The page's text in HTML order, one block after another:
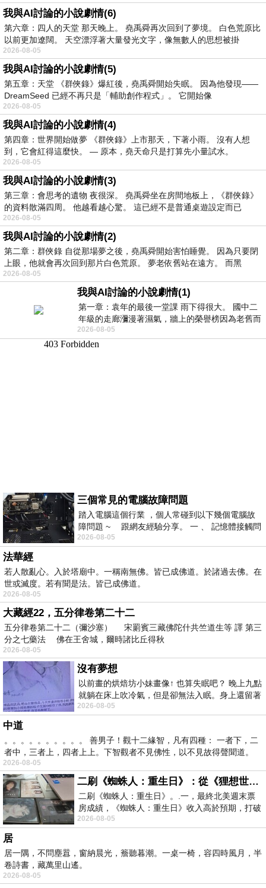
我與AI討論的小說劇情(6)
第六章：四人的天堂 那天晚上。 堯禹舜再次回到了夢境。 白色荒原比
以前更加遼闊。 天空漂浮著大量發光文字，像無數人的思想被掛
2026-08-05
我與AI討論的小說劇情(5)
第五章：天堂 《群俠錄》爆紅後，堯禹舜開始失眠。 因為他發現——
DreamSeed 已經不再只是「輔助創作程式」。 它開始像
2026-08-05
我與AI討論的小說劇情(4)
第四章：世界開始做夢 《群俠錄》上市那天，下著小雨。 沒有人想
到，它會紅得這麼快。 — 原本，堯天命只是打算先小量試水。
2026-08-05
我與AI討論的小說劇情(3)
第三章：會思考的遺物 夜很深。 堯禹舜坐在房間地板上，《群俠錄》
的資料散滿四周。 他越看越心驚。 這已經不是普通桌遊設定而已
2026-08-05
我與AI討論的小說劇情(2)
第二章：群俠錄 自從那場夢之後，堯禹舜開始害怕睡覺。 因為只要閉
上眼，他就會再次回到那片白色荒原。 夢老依舊站在遠方。 而黑
2026-08-05
我與AI討論的小說劇情(1)
第一章：袁年的最後一堂課 雨下得很大。 國中二
年級的走廊瀰漫著濕氣，牆上的榮譽榜因為老舊而
微微捲起。 堯禹舜站在辦公室外，手
2026-08-05
三個常見的電腦故障問題
踏入電腦這個行業 ，個人常碰到以下幾個電腦故
障問題 ~ 跟網友經驗分享。 一 、 記憶體接觸問
題 : 記憶體即
2026-08-05
法華經
若人散亂心。入於塔廟中。一稱南無佛。皆已成佛道。於諸過去佛。在
世或滅度。若有聞是法。皆已成佛道。
2026-08-05
大藏經22，五分律卷第二十二
五分律卷第二十二（彌沙塞） 宋罽賓三藏佛陀什共竺道生等 譯 第三
分之七藥法 佛在王舍城，爾時諸比丘得秋
2026-08-05
沒有夢想
以前畫的烘焙坊小妹畫像↑ 也算失眠吧？ 晚上九點
就躺在床上吹冷氣，但是卻無法入眠。身上還留著
四點多跑的六公里的疲
2026-08-05
中道
。。。。。。。。。。 善男子！觀十二緣智，凡有四種： 一者下，二
者中，三者上，四者上上。下智觀者不見佛性，以不見故得聲聞道。
2026-08-05
二刷《蜘蛛人：重生日》：從《狸想世界》到《怪奇物語》
二刷《蜘蛛人：重生日》。.一，最終北美週末票
房成績，《蜘蛛人：重生日》收入高於預期，打破
《復仇者聯盟：終局之戰》記錄，成為
2026-08-05
居
居一隅，不問塵囂，窗納晨光，簷聽暮潮。一桌一椅，容四時風月，半
卷詩書，藏萬里山遙。
2026-08-05